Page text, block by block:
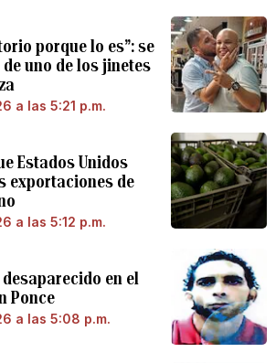
porque lo es”: se
uno de los jinetes
a las 5:21 p.m.
Estados Unidos
exportaciones de
a las 5:12 p.m.
en el
Ponce
a las 5:08 p.m.